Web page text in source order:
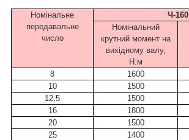
Номінальне
передавальне
число
Ч-160
Номінальний
крутний момент на
вихідному валу,
Н.м
8 1600
10
1500
12,5
1500
16
1800
20
1500
25
1400